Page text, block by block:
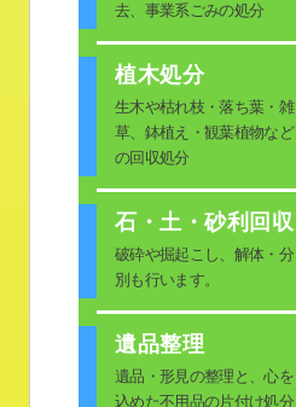
去、事業系ごみの処分
植木処分
生木や枯れ枝・落ち葉・雑
草、鉢植え・観葉植物など
の回収処分
石・土・砂利回収
破砕や掘起こし、解体・分
別も行います。
遺品整理
遺品・形見の整理と、心を
込めた不用品の片付け処分